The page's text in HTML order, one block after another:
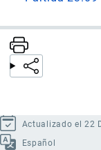
Actualizado el 22
Español